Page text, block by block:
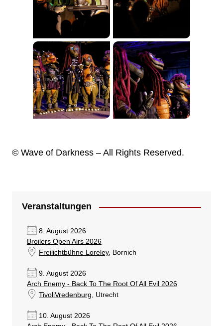
© Wave of Darkness – All Rights Reserved.
Veranstaltungen
8. August 2026
Broilers Open Airs 2026
Freilichtbühne Loreley, Bornich
9. August 2026
Arch Enemy - Back To The Root Of All Evil 2026
TivoliVredenburg, Utrecht
10. August 2026